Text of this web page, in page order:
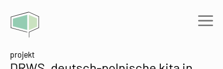
Inhalt
springen
projekt